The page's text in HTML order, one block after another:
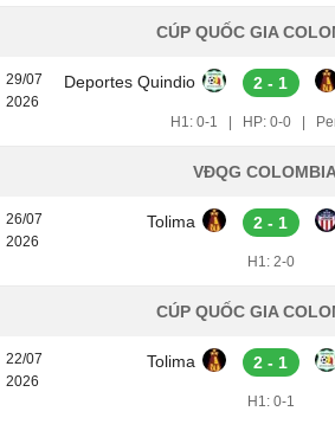
CÚP QUỐC GIA
29/07
2026
Deportes Quindio 2 - 1
H1: 0-1 HP: 0-0
VĐQG
26/07
2026
Tolima 2 - 1
H1: 2-0
CÚP QUỐC GIA
22/07
2026
Tolima 2 - 1
H1: 0-1